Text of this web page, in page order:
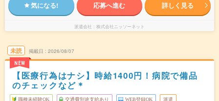
気になる! 応募へ進む 詳しく見る
派遣会社 株式会社ニッソーネット
未読
NEW
掲載日 2026/08/07
【医療行為はナシ】時給1400円！病院で備品
のチェックなど＊
職種未経験OK 交通費別途支給あり WEB登録OK 派遣